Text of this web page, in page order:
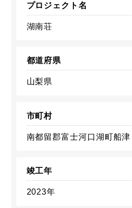
プロジェクト名
湖南荘
都道府県
山梨県
市町村
南都留郡富士河口湖町船津
竣工年
2023年